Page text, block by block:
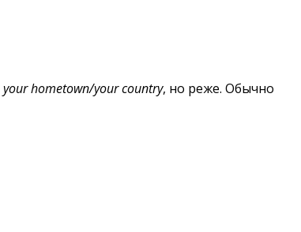
your hometown/your country, но реже. Обычно